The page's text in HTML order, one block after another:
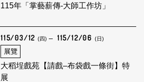
115年「掌藝薪傳-大師工作坊」
115/03/12 (四) 115/12/06 (日)
展覽
大稻埕戲苑【請戲–布袋戲一條街】特
展